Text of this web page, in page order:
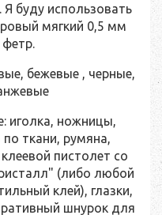
буду использовать
мягкий 0,5 мм
бежевые , черные,
иголка, ножницы,
по ткани, румяна,
пистолет со
(либо любой
клей), глазки,
шнурок для